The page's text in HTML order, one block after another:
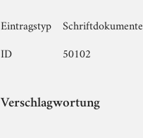
Eintragstyp
Schriftdokumente
ID
50102
Verschlagwortung